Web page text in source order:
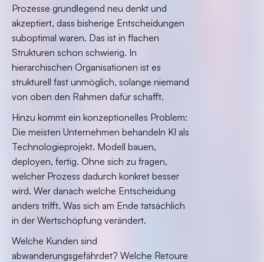
Prozesse grundlegend neu denkt und
akzeptiert, dass bisherige Entscheidungen
suboptimal waren. Das ist in flachen
Strukturen schon schwierig. In
hierarchischen Organisationen ist es
strukturell fast unmöglich, solange niemand
von oben den Rahmen dafür schafft.
Hinzu kommt ein konzeptionelles Problem:
Die meisten Unternehmen behandeln KI als
Technologieprojekt. Modell bauen,
deployen, fertig. Ohne sich zu fragen,
welcher Prozess dadurch konkret besser
wird. Wer danach welche Entscheidung
anders trifft. Was sich am Ende tatsächlich
in der Wertschöpfung verändert.
Welche Kunden sind
abwanderungsgefährdet? Welche Retoure